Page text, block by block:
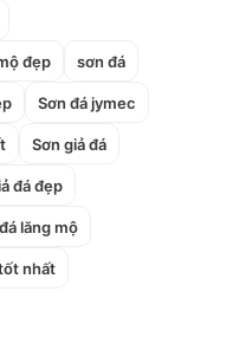
đẹp sơn đá
Sơn đá jymec
Sơn giả đá
đá đẹp
lăng mộ
nhất